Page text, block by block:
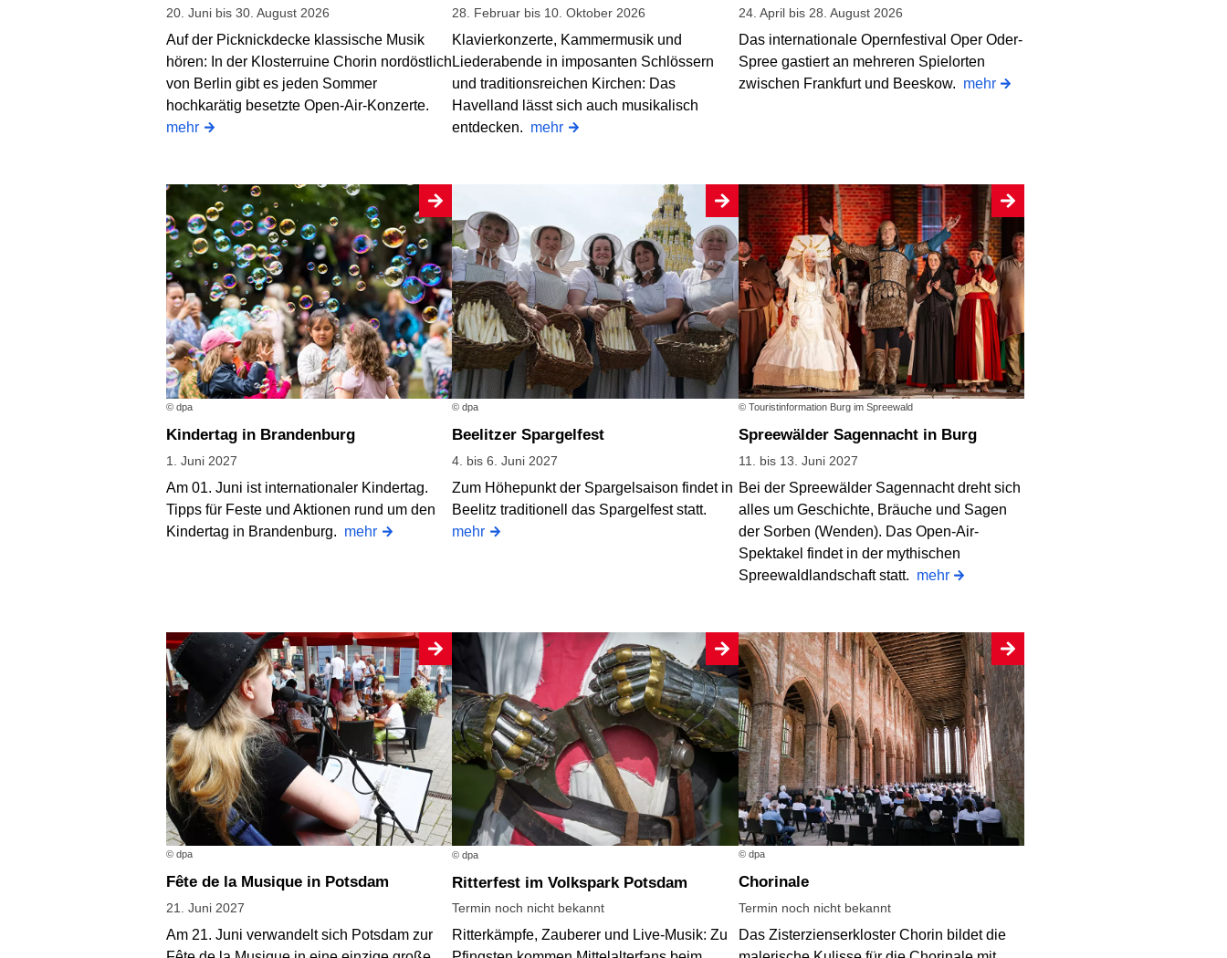
20. Juni bis 30. August 2026
Auf der Picknickdecke klassische Musik
hören: In der Klosterruine Chorin nordöstlich
von Berlin gibt es jeden Sommer
hochkarätig besetzte Open-Air-Konzerte.
mehr
28. Februar bis 10. Oktober 2026
Klavierkonzerte, Kammermusik und
Liederabende in imposanten Schlössern
und traditionsreichen Kirchen: Das
Havelland lässt sich auch musikalisch
entdecken. mehr
24. April bis 28. August 2026
Das internationale Opernfestival Oper Oder-
Spree gastiert an mehreren Spielorten
zwischen Frankfurt und Beeskow. mehr
© dpa
Kindertag in Brandenburg
1. Juni 2027
Am 01. Juni ist internationaler Kindertag.
Tipps für Feste und Aktionen rund um den
Kindertag in Brandenburg. mehr
© dpa
Beelitzer Spargelfest
4. bis 6. Juni 2027
Zum Höhepunkt der Spargelsaison findet in
Beelitz traditionell das Spargelfest statt.
mehr
© Touristinformation Burg im Spreewald
Spreewälder Sagennacht in Burg
11. bis 13. Juni 2027
Bei der Spreewälder Sagennacht dreht sich
alles um Geschichte, Bräuche und Sagen
der Sorben (Wenden). Das Open-Air-
Spektakel findet in der mythischen
Spreewaldlandschaft statt. mehr
© dpa
Fête de la Musique in Potsdam
21. Juni 2027
Am 21. Juni verwandelt sich Potsdam zur
© dpa
Ritterfest im Volkspark Potsdam
Termin noch nicht bekannt
Ritterkämpfe, Zauberer und Live-Musik: Zu
© dpa
Chorinale
Termin noch nicht bekannt
Das Zisterzienserkloster Chorin bildet die